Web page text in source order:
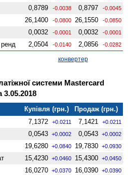
0,8789 -0.0038 0,8797 -0.0045
26,1400 -0.0800 26,1550 -0.0850
0,0032 -0.0001 0,0032 -0.0001
2,0504 -0.0140 2,0856 -0.0282
конвертер
системи Mastercard
3.05.2018
Купівля (грн.)
Продаж (грн.)
7,1372 +0.0211 7,1421 +0.0211
0,0543 +0.0002 0,0543 +0.0002
19,6280 +0.0840 19,7830 +0.0930
15,4230 +0.0460 15,4300 +0.0450
16,0270 +0.0370 16,0390 +0.0390